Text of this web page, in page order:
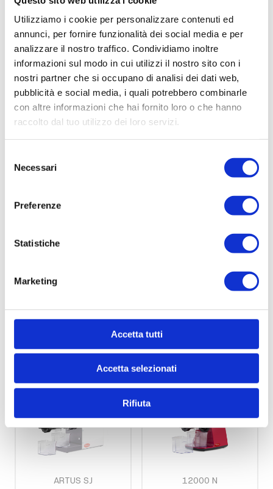
Utilizziamo i cookie per personalizzare contenuti ed
annunci, per fornire funzionalità dei social media e per
analizzare il nostro traffico. Condividiamo inoltre
informazioni sul modo in cui utilizzi il nostro sito con i
nostri partner che si occupano di analisi dei dati web,
pubblicità e social media, i quali potrebbero combinarle
con altre informazioni che hai fornito loro o che hanno
raccolto dal tuo utilizzo dei loro servizi.
delNecessari
Preferenze
Statistiche
Marketing
Accetta tutti
Accetta selezionati
Rifiuta
1084 AD5
GROSSES RAGIZER f
ür PRO-Modell
1084 AA1
GRILL für ECO/AIR-
UNTERSTÜTZUNG MI
HALTERUNG MIT 4 S
ARTUS SJ 12000 N